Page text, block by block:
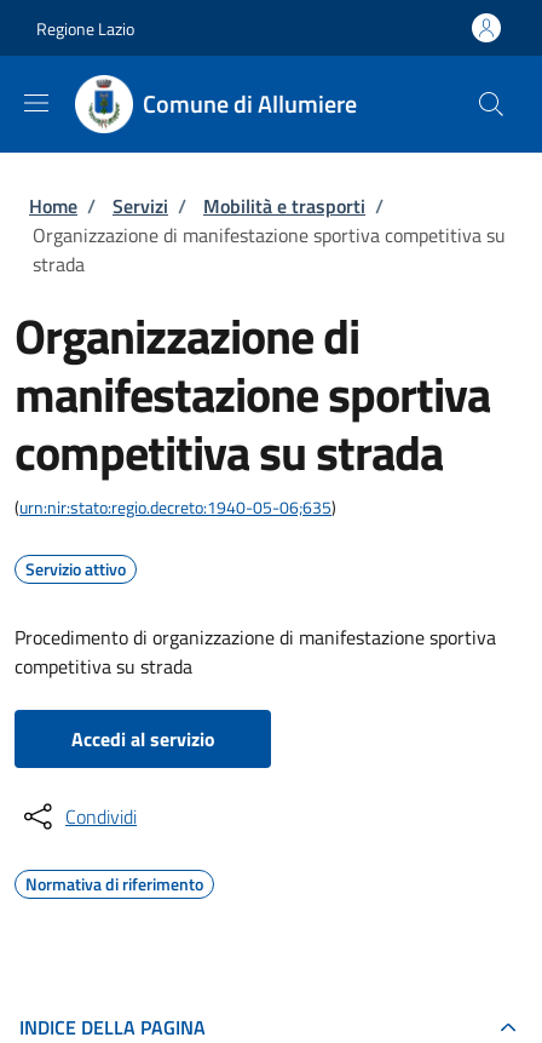
Regione Lazio
Comune di Allumiere
Briciole di pane
Home / Servizi / Mobilità e trasporti /
Organizzazione di manifestazione sportiva competitiva su
strada
Organizzazione di
manifestazione sportiva
competitiva su strada
(urn:nir:stato:regio.decreto:1940-05-06;635)
Servizio attivo
Procedimento di organizzazione di manifestazione sportiva
competitiva su strada
Accedi al servizio
Condividi
Normativa di riferimento
INDICE DELLA PAGINA